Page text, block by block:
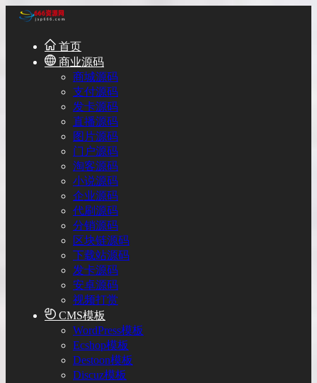
首页
商业源码
商城源码
支付源码
发卡源码
直播源码
图片源码
门户源码
淘客源码
小说源码
企业源码
代刷源码
分销源码
区块链源码
下载站源码
发卡源码
安卓源码
视频打赏
CMS模板
WordPress模板
Ecshop模板
Destoon模板
Discuz模板